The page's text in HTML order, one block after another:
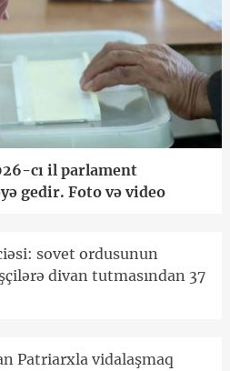
cı il parlament
gedir. Foto və video
sovet ordusunun
divan tutmasından 37
Patriarxla vidalaşmaq